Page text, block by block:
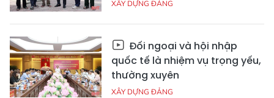
XÂY DỰNG ĐẢNG
Đối ngoại và hội nhập
quốc tế là nhiệm vụ trọng yếu,
thường xuyên
XÂY DỰNG ĐẢNG